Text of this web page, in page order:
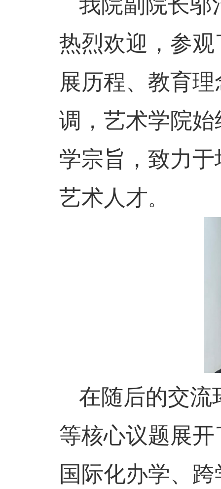
我院副院长邬
热烈欢迎，参
展历程、教育
调，艺术学院
学宗旨，致力
艺术人才。
在随后的交流
等核心议题展
国际化办学、